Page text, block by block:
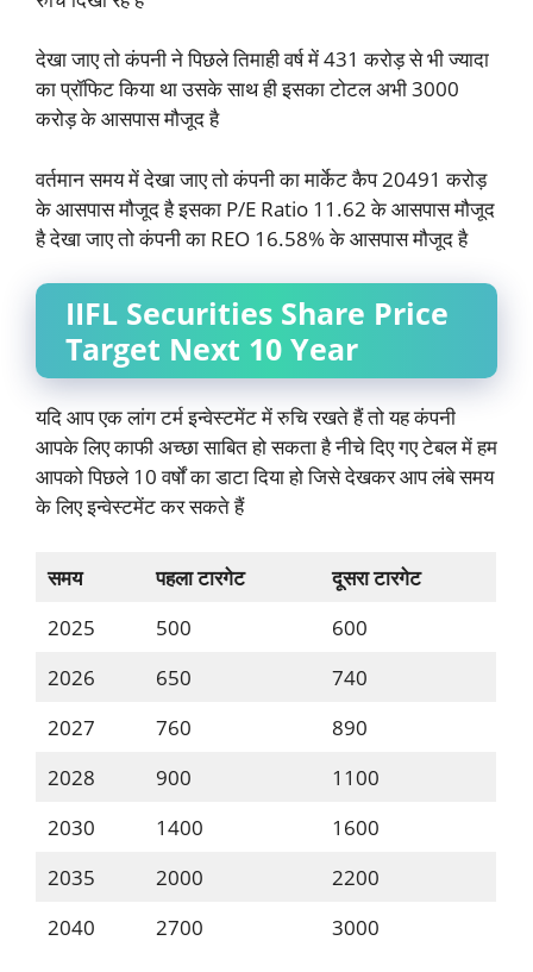
देखा जाए तो कंपनी ने पिछले तिमाही वर्ष में 431 करोड़ से भी ज्यादा
का प्रॉफिट किया था उसके साथ ही इसका टोटल अभी 3000
करोड़ के आसपास मौजूद है
वर्तमान समय में देखा जाए तो कंपनी का मार्केट कैप 20491 करोड़
के आसपास मौजूद है इसका P/E Ratio 11.62 के आसपास मौजूद
है देखा जाए तो कंपनी का REO 16.58% के आसपास मौजूद है
IIFL Securities Share Price
Target Next 10 Year
यदि आप एक लांग टर्म इन्वेस्टमेंट में रुचि रखते हैं तो यह कंपनी
आपके लिए काफी अच्छा साबित हो सकता है नीचे दिए गए टेबल में हम
आपको पिछले 10 वर्षों का डाटा दिया हो जिसे देखकर आप लंबे समय
के लिए इन्वेस्टमेंट कर सकते हैं
समय पहला टारगेट
दूसरा टारगेट
2025
500
600
2026
650
740
2027
760
890
2028
900
1100
2030
1400
1600
2035
2000
2200
2040
2700 3000